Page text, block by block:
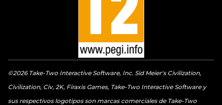
©2026 Take-Two Interactive Software, Inc. Sid Meier's Civilization,
Civilization, Civ, 2K, Firaxis Games, Take-Two Interactive Software y
sus respectivos logotipos son marcas comerciales de Take-Two